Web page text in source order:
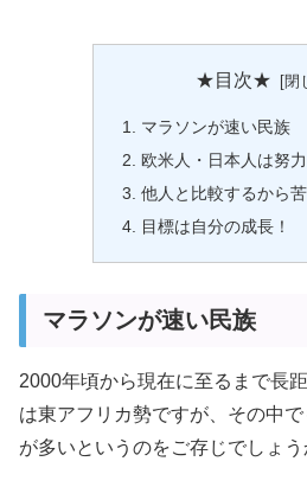
★目次★
マラソンが速い民族
欧米人・日本人は努
他人と比較するから
目標は自分の成長！
マラソンが速い民族
2000年頃から現在に至るまで長
は東アフリカ勢ですが、その中
が多いというのをご存じでしょう